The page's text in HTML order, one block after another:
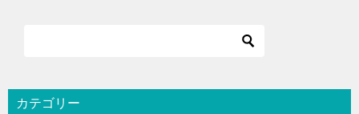
シカテゴリー